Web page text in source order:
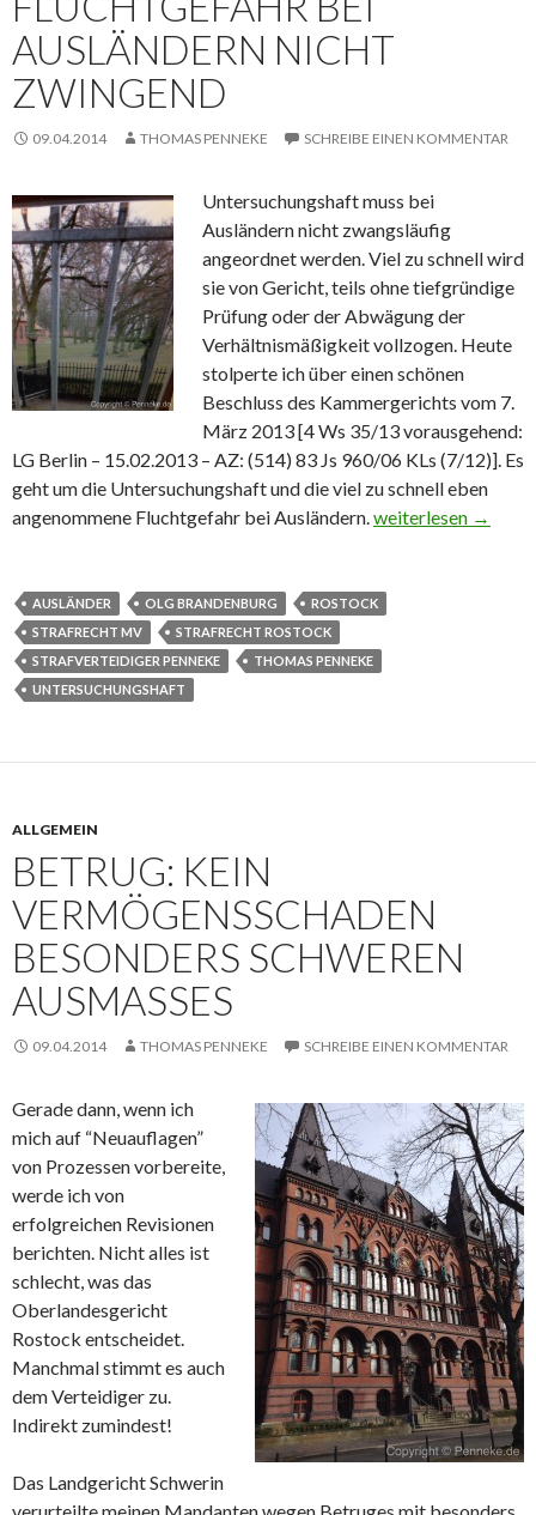
AUSLÄNDERN NICHT
ZWINGEND
09.04.2014 THOMAS PENNEKE SCHREIBE EINEN KOMMENTAR
Untersuchungshaft muss bei
Ausländern nicht zwangsläufig
angeordnet werden. Viel zu schnell wird
sie von Gericht, teils ohne tiefgründige
Prüfung oder der Abwägung der
Verhältnismäßigkeit vollzogen. Heute
stolperte ich über einen schönen
Beschluss des Kammergerichts vom 7.
März 2013 [4 Ws 35/13 vorausgehend:
LG Berlin – 15.02.2013 – AZ: (514) 83 Js 960/06 KLs (7/12)]. Es
geht um die Untersuchungshaft und die viel zu schnell eben
angenommene Fluchtgefahr bei Ausländern.weiterlesen →
AUSLÄNDER OLG BRANDENBURG
ROSTOCK
STRAFRECHT MV
STRAFRECHT ROSTOCK
STRAFVERTEIDIGER PENNEKE
THOMAS PENNEKE
UNTERSUCHUNGSHAFT
ALLGEMEIN
BETRUG: KEIN
VERMÖGENSSCHADEN
BESONDERS SCHWEREN
AUSMASSES
09.04.2014 THOMAS PENNEKE SCHREIBE EINEN KOMMENTAR
Gerade dann, wenn ich
mich auf “Neuauflagen”
von Prozessen vorbereite,
werde ich von
erfolgreichen Revisionen
berichten. Nicht alles ist
schlecht, was das
Oberlandesgericht
Rostock entscheidet.
Manchmal stimmt es auch
dem Verteidiger zu.
Indirekt zumindest!
Das Landgericht Schwerin